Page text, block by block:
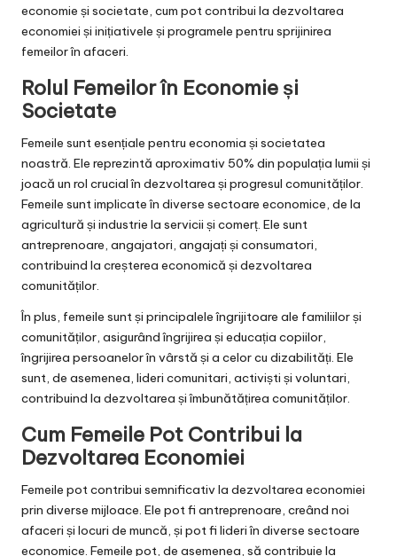
economie și societate, cum pot contribui la dezvoltarea
economiei și inițiativele și programele pentru sprijinirea
femeilor în afaceri.
Rolul Femeilor în Economie și
Societate
Femeile sunt esențiale pentru economia și societatea
noastră. Ele reprezintă aproximativ 50% din populația lumii și
joacă un rol crucial în dezvoltarea și progresul comunităților.
Femeile sunt implicate în diverse sectoare economice, de la
agricultură și industrie la servicii și comerț. Ele sunt
antreprenoare, angajatori, angajați și consumatori,
contribuind la creșterea economică și dezvoltarea
comunităților.
În plus, femeile sunt și principalele îngrijitoare ale familiilor și
comunităților, asigurând îngrijirea și educația copiilor,
îngrijirea persoanelor în vârstă și a celor cu dizabilități. Ele
sunt, de asemenea, lideri comunitari, activiști și voluntari,
contribuind la dezvoltarea și îmbunătățirea comunităților.
Cum Femeile Pot Contribui la
Dezvoltarea Economiei
Femeile pot contribui semnificativ la dezvoltarea economiei
prin diverse mijloace. Ele pot fi antreprenoare, creând noi
afaceri și locuri de muncă, și pot fi lideri în diverse sectoare
economice. Femeile pot, de asemenea, să contribuie la